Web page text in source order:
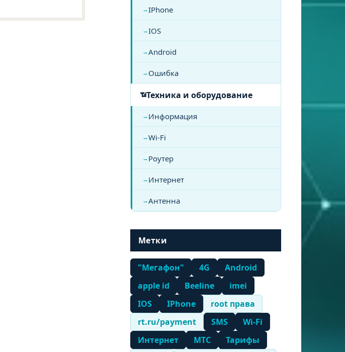
IPhone
IOS
Android
Ошибка
Техника и оборудование
Информация
Wi-Fi
Роутер
Интернет
Антенна
Метки
"Мегафон" 4G
Android
apple id
Beeline
imei
IOS
IPhone
root права
rt.ru/payment
SMS
Wi-Fi
Интернет
МТС
Тарифы